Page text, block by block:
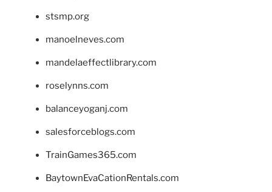
stsmp.org
manoelneves.com
mandelaeffectlibrary.com
roselynns.com
balanceyoganj.com
salesforceblogs.com
TrainGames365.com
BaytownEvaCationRentals.com